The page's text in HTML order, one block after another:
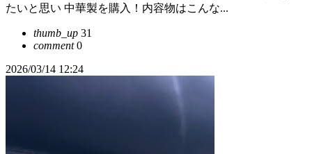
たいと思い 中華製を購入！内容物はこんな...
thumb_up 31
comment0
2026/03/14 12:24